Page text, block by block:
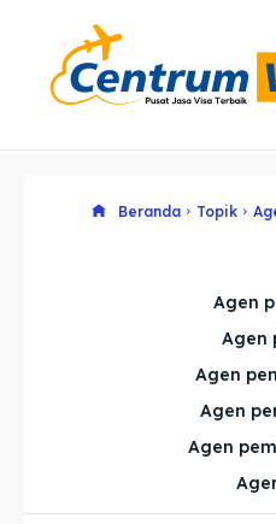
Explore our
Explore our
Beranda Topik
Agen
Agen
Agen
Agen
Agen